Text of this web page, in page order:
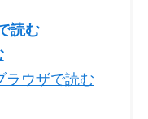
読む
ラウザで読む